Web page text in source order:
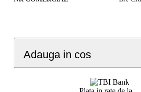
Adauga in cos